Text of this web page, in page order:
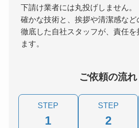
下請け業者には丸投げしません。
確かな技術と、挨拶や清潔感など
徹底した自社スタッフが、責任を
ます。
ご依頼の流れ
STEP
1
STEP
2